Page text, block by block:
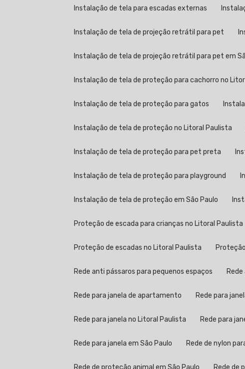
Instalação de tela para escadas externas
Instalação de tela de projeção retrátil para pet
Instalação de tela de projeção retrátil para pet em
Instalação de tela de proteção para cachorro no
Instalação de tela de proteção para gatos
Instalação de tela de proteção no Litoral Paulista
Instalação de tela de proteção para pet preta
Instalação de tela de proteção para playground
Instalação de tela de proteção em São Paulo
Proteção de escada para crianças no Litoral Paulista
Proteção de escadas no Litoral Paulista
Rede anti pássaros para pequenos espaços
Rede para janela de apartamento Rede para
Rede para janela no Litoral Paulista Rede para
Rede para janela em São Paulo Rede de nylon